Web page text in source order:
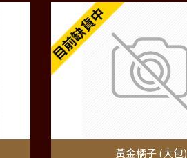
目前缺貨中
黃金橘子 (大包)